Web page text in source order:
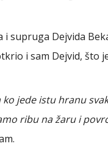
supruga Dejvida
i sam Dejvid, što
jede istu hranu
ribu na žaru i